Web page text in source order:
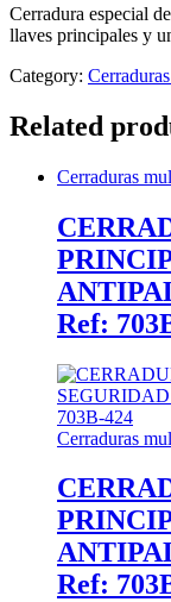
Cerradura especial
llaves principales y
Category:
Related
Cerraduras
Ref:
Cerraduras
Ref: